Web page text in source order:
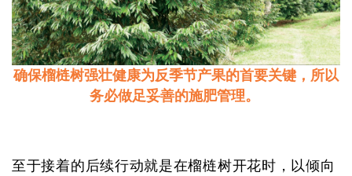
确保榴梿树强壮健康为反季节产果的首要关键，所以
务必做足妥善的施肥管理。
至于接着的后续行动就是在榴梿树开花时，以倾向